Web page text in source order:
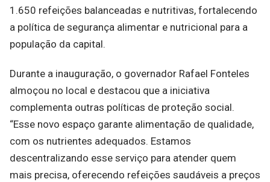
1.650 refeições balanceadas e nutritivas, fortalecendo
a política de segurança alimentar e nutricional para a
população da capital.
Durante a inauguração, o governador Rafael Fonteles
almoçou no local e destacou que a iniciativa
complementa outras políticas de proteção social.
“Esse novo espaço garante alimentação de qualidade,
com os nutrientes adequados. Estamos
descentralizando esse serviço para atender quem
mais precisa, oferecendo refeições saudáveis a preços